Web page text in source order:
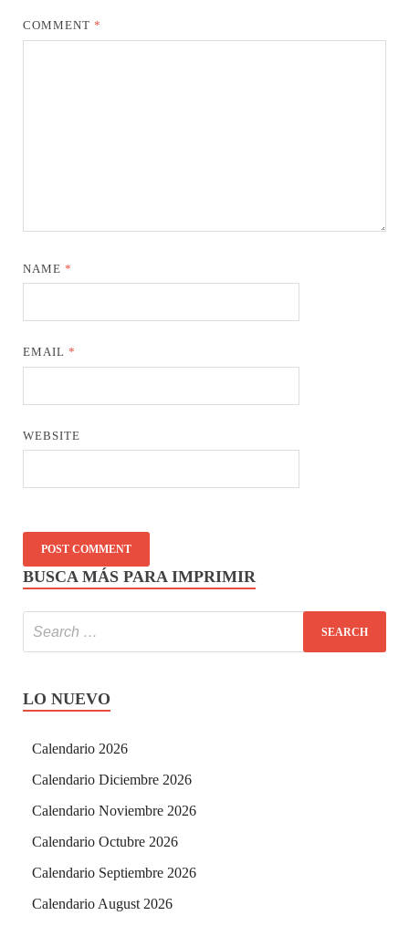
COMMENT*
NAME*
EMAIL*
WEBSITE
BUSCA MÁS PARA IMPRIMIR
LO NUEVO
Calendario 2026
Calendario Diciembre 2026
Calendario Noviembre 2026
Calendario Octubre 2026
Calendario Septiembre 2026
Calendario August 2026